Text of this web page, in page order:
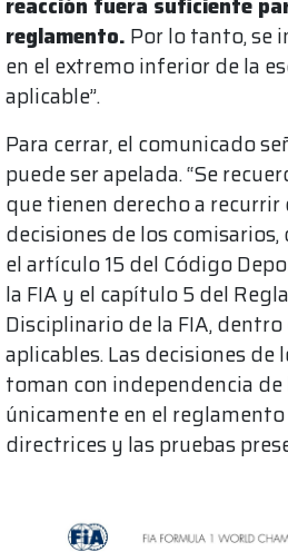
reglamento. Por lo tanto, se
en el extremo inferior de la
aplicable”.
Para cerrar, el comunicado
puede ser apelada. “Se
que tienen derecho a
decisiones de los
el artículo 15 del Código
la FIA y el capítulo 5 del
Disciplinario de la FIA,
aplicables. Las decisiones de
toman con independencia de
únicamente en el
directrices y las pruebas